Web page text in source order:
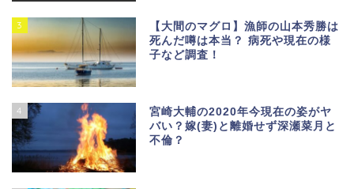
3
【大間のマグロ】漁師の山本秀勝は
死んだ噂は本当？ 病死や現在の様
子など調査！
4
宮崎大輔の2020年今現在の姿がヤ
バい？嫁(妻)と離婚せず深瀬菜月と
不倫？